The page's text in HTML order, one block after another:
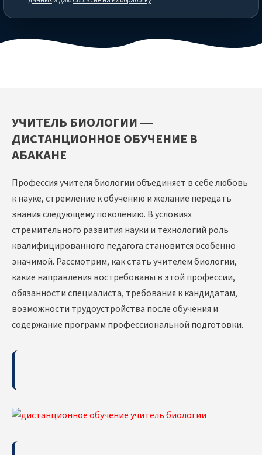
УЧИТЕЛЬ БИОЛОГИИ —
ДИСТАНЦИОННОЕ ОБУЧЕНИЕ В
АБАКАНЕ
Профессия учителя биологии объединяет в себе любовь
к науке, стремление к обучению и желание передать
знания следующему поколению. В условиях
стремительного развития науки и технологий роль
квалифицированного педагога становится особенно
значимой. Рассмотрим, как стать учителем биологии,
какие направления востребованы в этой профессии,
обязанности специалиста, требования к кандидатам,
возможности трудоустройства после обучения и
содержание программ профессиональной подготовки.